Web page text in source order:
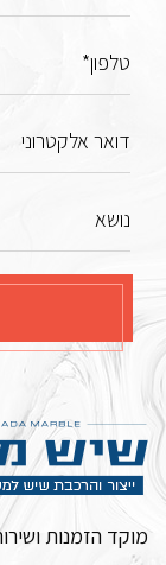
טלפון*
דואר אלקטרוני
נושא
מוקד הזמנות